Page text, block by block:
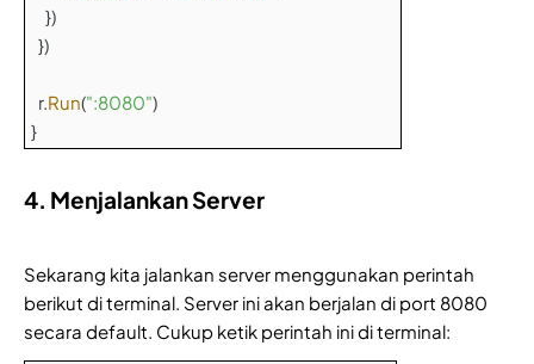
})
})
r.Run(":8080")
}
4. Menjalankan Server
Sekarang kita jalankan server menggunakan perintah
berikut di terminal. Server ini akan berjalan di port 8080
secara default. Cukup ketik perintah ini di terminal: